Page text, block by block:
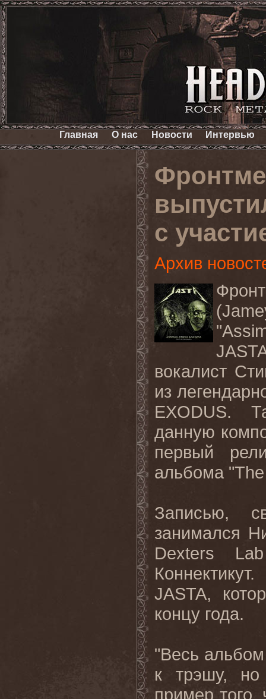
Главная О нас Новости Интервью
с
Архив
вокалист
из
EXODUS.
данную
первый
альбома "The
Записью,
занимался
Dexters
Lab
JASTA,
концу года.
"Весь
к трэшу, но
пример того,